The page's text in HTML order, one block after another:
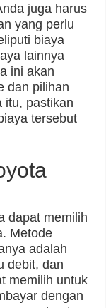
juga harus
yang perlu
biaya
lainnya
ini akan
dan pilihan
itu, pastikan
tersebut
dapat memilih
Metode
adalah
debit, dan
memilih untuk
dengan